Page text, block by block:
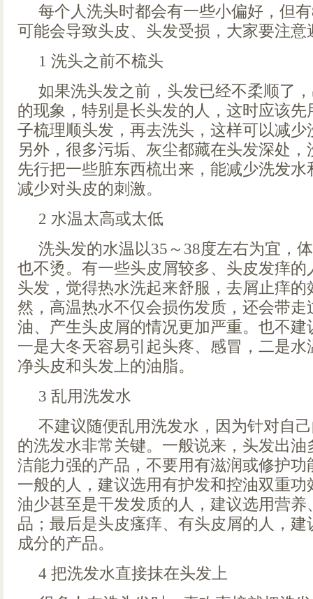
每个人洗头时都会有一些小偏好，但
可能会导致头皮、头发受损，大家要注意
1 洗头之前不梳头
如果洗头发之前，头发已经不柔顺了
的现象，特别是长头发的人，这时应该
子梳理顺头发，再去洗头，这样可以减
另外，很多污垢、灰尘都藏在头发深处
先行把一些脏东西梳出来，能减少洗发
减少对头皮的刺激。
2 水温太高或太低
洗头发的水温以35～38度左右为宜，
也不烫。有一些头皮屑较多、头皮发痒
头发，觉得热水洗起来舒服，去屑止痒
然，高温热水不仅会损伤发质，还会带
油、产生头皮屑的情况更加严重。也不
一是大冬天容易引起头疼、感冒，二是
净头皮和头发上的油脂。
3 乱用洗发水
不建议随便乱用洗发水，因为针对自
的洗发水非常关键。一般说来，头发出
洁能力强的产品，不要用有滋润或修护
一般的人，建议选用有护发和控油双重
油少甚至是干发发质的人，建议选用营
品；最后是头皮瘙痒、有头皮屑的人，
成分的产品。
4 把洗发水直接抹在头发上